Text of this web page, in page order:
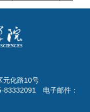
元化路10号
83332091 电子邮件：